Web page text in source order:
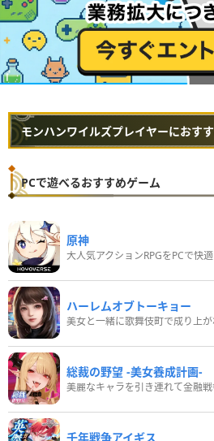
モンハンワイルズプレイヤーにおすす
PCで遊べるおすすめゲーム
原神
大人気アクションRPGをPCで快適
ハーレムオブトーキョー
美女と一緒に歌舞伎町で成り上が
総裁の野望 -美女養成計画-
美麗なキャラを引き連れて金融戦
千年戦争アイギス